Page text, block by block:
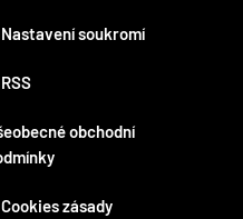
RSS
obchodní
Cookies zásady
Nastavení soukromí